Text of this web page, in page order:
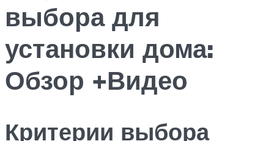
выбора для
установки дома:
Обзор +Видео
Критерии выбора